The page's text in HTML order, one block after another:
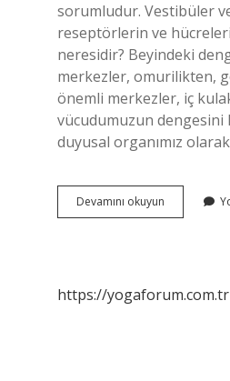
sorumludur. Vestibüler
reseptörlerin ve
neresidir? Beyindeki
merkezler, omurilikten,
önemli merkezler, iç
vücudumuzun dengesini
duyusal organımız
Devamını okuyun Vücudun
Dengesini
https://yogaforum.com.tr